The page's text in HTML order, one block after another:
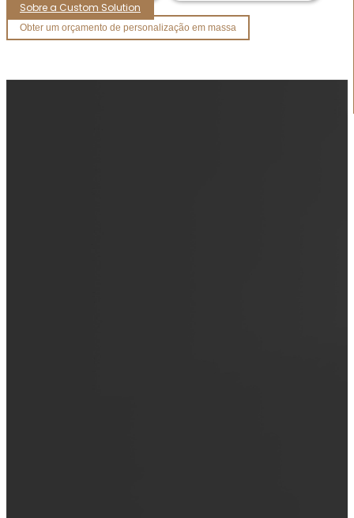
Sobre a Custom Solution
Obter um orçamento de personalização em massa